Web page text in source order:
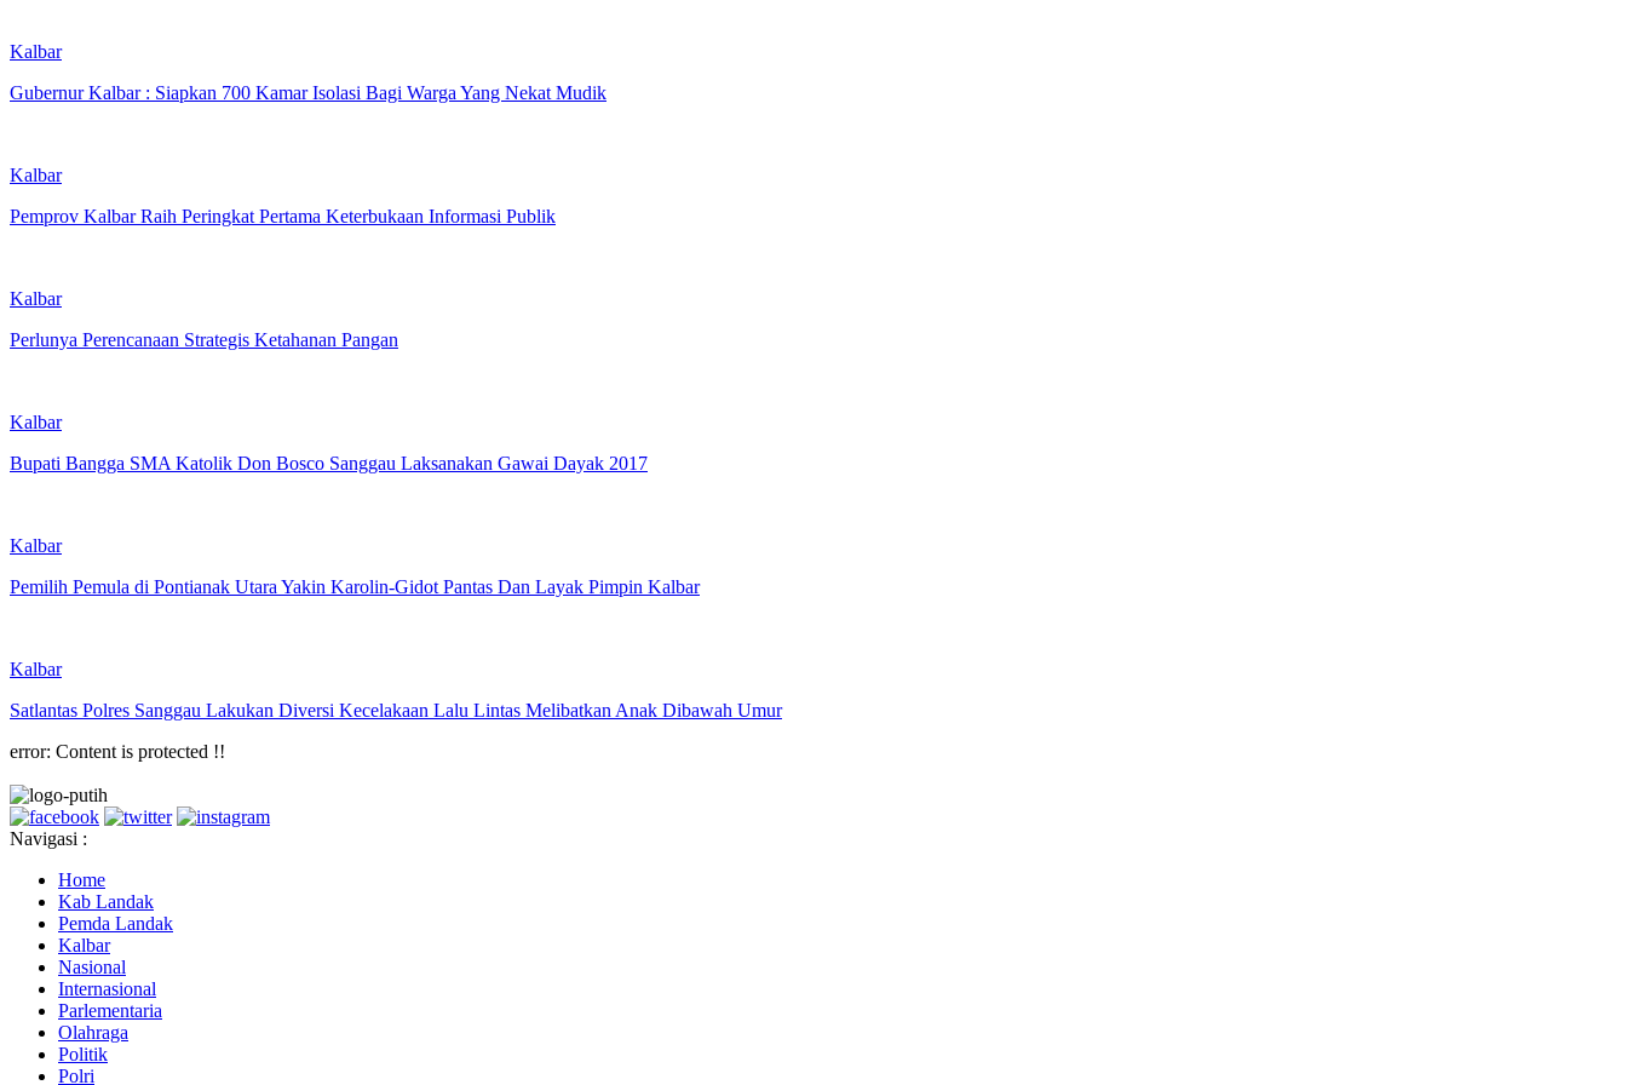
Kalbar
Gubernur Kalbar : Siapkan 700 Kamar Isolasi Bagi Warga Yang Nekat Mudik
Kalbar
Pemprov Kalbar Raih Peringkat Pertama Keterbukaan Informasi Publik
Kalbar
Perlunya Perencanaan Strategis Ketahanan Pangan
Kalbar
Bupati Bangga SMA Katolik Don Bosco Sanggau Laksanakan Gawai Dayak 2017
Kalbar
Pemilih Pemula di Pontianak Utara Yakin Karolin-Gidot Pantas Dan Layak Pimpin Kalbar
Kalbar
Satlantas Polres Sanggau Lakukan Diversi Kecelakaan Lalu Lintas Melibatkan Anak Dibawah Umur
error: Content is protected !!
Navigasi :
Home
Kab Landak
Pemda Landak
Kalbar
Nasional
Internasional
Parlementaria
Olahraga
Politik
Polri